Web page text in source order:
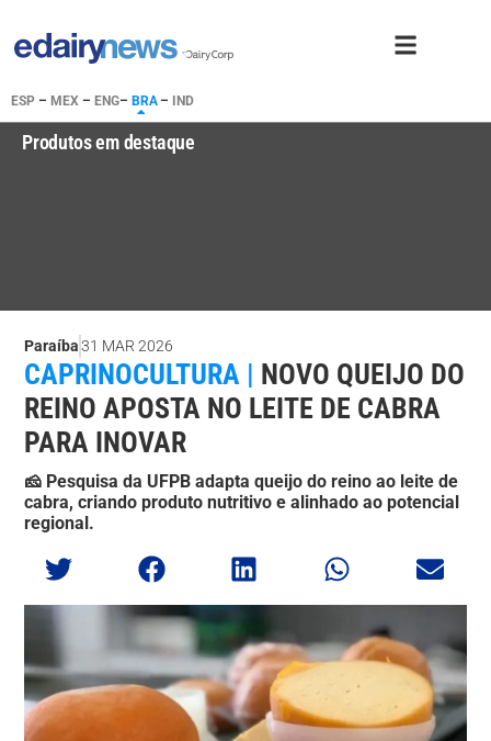
ESP – MEX – ENG– BRA– IND
Produtos em destaque
Paraíba 31 MAR 2026
CAPRINOCULTURA | NOVO QUEIJO DO
REINO APOSTA NO LEITE DE CABRA
PARA INOVAR
🧀 Pesquisa da UFPB adapta queijo do reino ao leite de
cabra, criando produto nutritivo e alinhado ao potencial
regional.